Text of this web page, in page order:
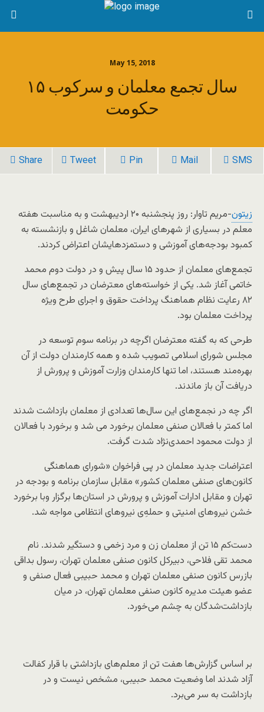
May 15, 2018
۱۵ سال تجمع معلمان و سرکوب
حکومت
Share Tweet Pin Mail SMS
زیتون
-مریم تاوار: روز پنجشنبه ۲۰ اردیبهشت و به مناسبت هفته
معلم در بسیاری از شهرهای ایران، معلمان شاغل و بازنشسته به
کمبود بودجه‌های آموزشی و دستمزدهایشان اعتراض کردند.
تجمع‌های معلمان از حدود ۱۵ سال پیش و در دولت دوم محمد
خاتمی آغاز شد. یکی از خواسته‌های معترضان در تجمع‌های سال
۸۲ رعایت نظام هماهنگ پرداخت حقوق و اجرای طرح ویژه
پرداخت معلمان بود.
طرحی که به گفته معترضان اگرچه در برنامه سوم توسعه در
مجلس شورای اسلامی تصویب شده و همه کارمندان دولت از آن
بهره‌مند هستند، اما تنها کارمندان وزارت آموزش و پرورش از
دریافت آن باز ماندند.
اگر چه در نجمع‌های این سال‌ها تعدادی از معلمان بازداشت شدند
اما کمتر با فعالان صنفی معلمان برخورد می ‌شد و برخورد با فعالان
از دولت محمود احمدی‌نژاد شدت گرفت.
اعتراضات جدید معلمان در پی فراخوان «شورای هماهنگی
کانون‌های صنفی معلمان کشور» مقابل سازمان برنامه و بودجه در
تهران و مقابل ادارات آموزش و پرورش در استان‌ها برگزار وبا برخورد
خشن نیروهای امنیتی و حمله‌ِی نیروهای انتظامی مواجه شد.
دست‌کم ۱۵ تن از معلمان زن و مرد زخمی و دستگیر شدند. نام
محمد تقی فلاحی، دبیرکل کانون صنفی معلمان تهران، رسول بداقی
بازرس کانون صنفی معلمان تهران و محمد حبیبی فعال صنفی و
عضو هیئت مدیره کانون صنفی معلمان تهران، در میان
بازداشت‌شدگان به چشم می‌خورد.
بر اساس گزارش‌ها هفت تن از معلم‌های بازداشتی با قرار کفالت
آزاد شدند اما وضعیت محمد حبیبی، مشخص نیست و در
بازداشت به سر می‌برد.